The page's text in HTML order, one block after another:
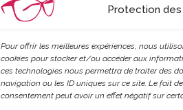
Protection
Pour offrir les meilleures expériences, nous
cookies pour stocker et/ou accéder aux
ces technologies nous permettra de traiter des
navigation ou les ID uniques sur ce site. Le fait
consentement peut avoir un effet négatif sur
Les frais de livraison
Les délais de livraison